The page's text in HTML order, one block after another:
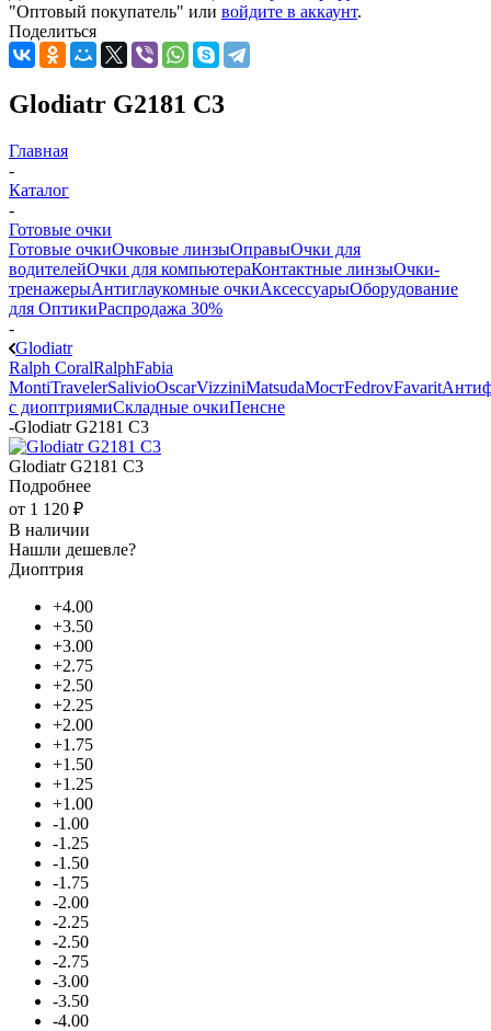
"Оптовый покупатель" или войдите в аккаунт.
Поделиться
Glodiatr G2181 C3
Главная
-
Каталог
-
Готовые очки
Готовые очкиОчковые линзыОправыОчки для
водителейОчки для компьютераКонтактные линзыОчки-
тренажерыАнтиглаукомные очкиАксессуарыОборудование
для ОптикиРаспродажа 30%
-
Glodiatr
Ralph CoralRalphFabia
MontiTravelerSalivioOscarVizziniMatsudaМостFedrovFavarit
с диоптриямиСкладные очкиПенсне
-Glodiatr G2181 C3
Glodiatr G2181 C3
Подробнее
от 1 120 ₽
В наличии
Нашли дешевле?
Диоптрия
+4.00
+3.50
+3.00
+2.75
+2.50
+2.25
+2.00
+1.75
+1.50
+1.25
+1.00
-1.00
-1.25
-1.50
-1.75
-2.00
-2.25
-2.50
-2.75
-3.00
-3.50
-4.00